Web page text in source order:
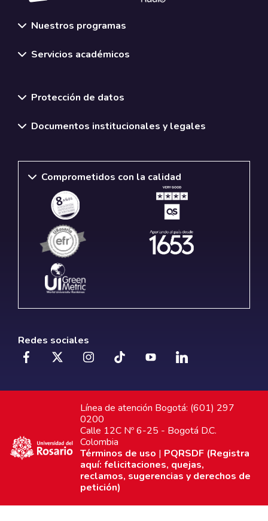
Nuestros programas
Servicios académicos
Protección de datos
Documentos institucionales y legales
Comprometidos con la calidad
Redes sociales
Línea de atención Bogotá: (601) 297
0200
Calle 12C Nº 6-25 - Bogotá D.C.
Colombia
Términos de uso | PQRSDF (Registra
aquí: felicitaciones, quejas,
reclamos, sugerencias y derechos de
petición)